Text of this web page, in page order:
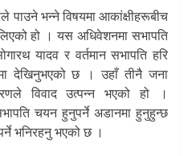
पाउने भन्ने विषयमा आकांक्षीहरूबीच
हो । यस अधिवेशनमा सभापति
यादव र वर्तमान सभापति हरि
देखिनुभएको छ । उहाँ तीनै जना
विवाद उत्पन्न भएको हो ।
चयन हुनुपर्ने अडानमा हुनुहुन्छ
भनिरहनु भएको छ ।